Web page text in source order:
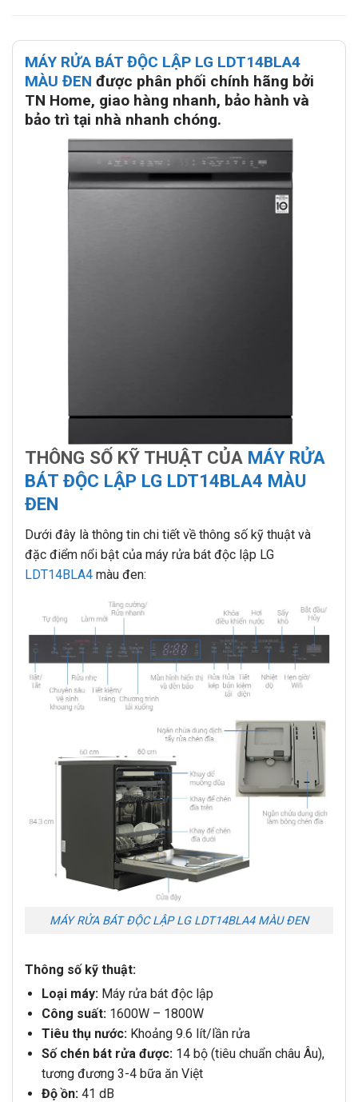
MÁY RỬA BÁT ĐỘC LẬP LG LDT14BLA4
MÀU ĐEN được phân phối chính hãng bởi
TN Home, giao hàng nhanh, bảo hành và
bảo trì tại nhà nhanh chóng.
THÔNG SỐ KỸ THUẬT CỦA MÁY RỬA
BÁT ĐỘC LẬP LG LDT14BLA4 MÀU
ĐEN
Dưới đây là thông tin chi tiết về thông số kỹ thuật và
đặc điểm nổi bật của máy rửa bát độc lập LG
LDT14BLA4 màu đen:
MÁY RỬA BÁT ĐỘC LẬP LG LDT14BLA4 MÀU ĐEN
Thông số kỹ thuật:
Loại máy:Máy rửa bát độc lập
Công suất:1600W – 1800W
Tiêu thụ nước:Khoảng 9.6 lít/lần rửa
Số chén bát rửa được:14 bộ (tiêu chuẩn châu Âu),
tương đương 3-4 bữa ăn Việt
Độ ồn:41 dB